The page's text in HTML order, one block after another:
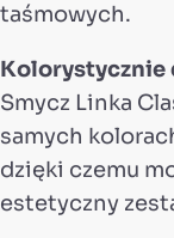
taśmowych.
Kolorystycznie
Smycz Linka
samych
dzięki czemu
estetyczny